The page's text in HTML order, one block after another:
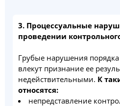
3. Процессуальные
проведении
Грубые нарушения
влекут признание ее
недействительными. К
относятся:
непредставление